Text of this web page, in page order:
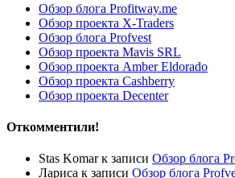
Обзор блога Profitway.me
Обзор проекта X-Traders
Обзор блога Profvest
Обзор проекта Mavis SRL
Обзор проекта Amber Eldorado
Обзор проекта Cashberry
Обзор проекта Decenter
Откомментили!
Stas Komarк записи Обзор блога
Лариса к записи Обзор блога